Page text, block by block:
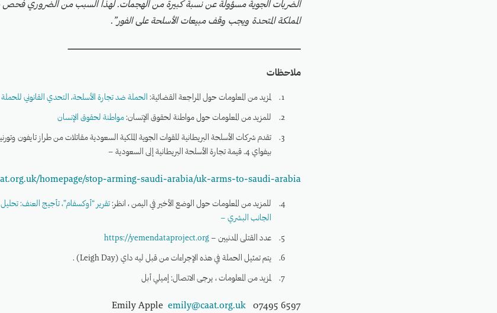
الضربات الجوية مسؤولة عن نسبة كبيرة من الهجمات. لهذا السبب من الضروري فحص
المملكة المتحدة ويجب وقف مبيعات الأسلحة على الفور”.
ـــــــــــــــــــــــــــــــــــــــــــــــــــــــــــــــــــــــــــــــــــــــــــــــــــــــــــــــــــــــــــــــــــــــــــــــــــــــــــــــــــــــــــــــــــــــــــــــــــــ
ملاحظات
لمزيد من المعلومات حول المراجعة القضائية: الحملة ضد تجارة الأسلحة، التحدي القانوني للحملة
للمزيد من المعلومات حول مواطنة لحقوق الإنسان: مواطنة لحقوق الإنسان
تقدم شركات الأسلحة البريطانية للقوات الجوية الملكية السعودية مقاتلات من طراز تايفون
بيفواي 4. قيمة تجارة الأسلحة البريطانية إلى السعودية –
homepage/stop-arming-saudi-arabia/uk-arms-to-saudi-arabia/
للمزيد من المعلومات حول الوضع الأخير في اليمن ، انظر: تقرير “أوكسفام”، تأجيج العنف:
الجانب البشري –
عدد القتلى المدنيين – https://yemendataproject.org
يتم تمثيل الحملة في هذه الإجراءات من قبل ليه داي (Leigh Day) .
لمزيد من المعلومات ، يرجى الاتصال: إميلي أبل
Emily Apple emily@caat.org.uk 07495 6597